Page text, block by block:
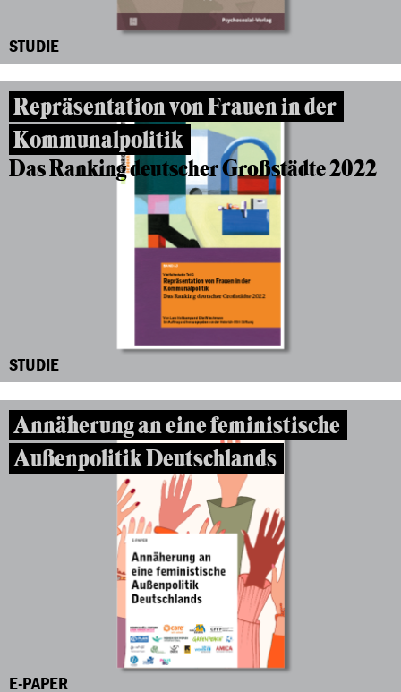
STUDIE
Repräsentation von Frauen in der
Kommunalpolitik
Das Ranking deutscher Großstädte 2022
STUDIE
Annäherung an eine feministische
Außenpolitik Deutschlands
E-PAPER